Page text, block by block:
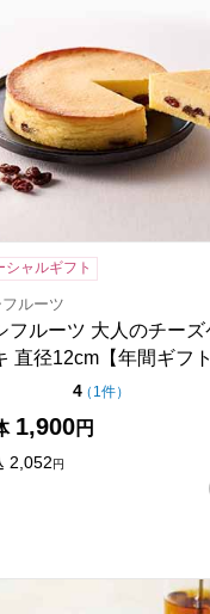
りに登録する
シャルギフト
ルーツ
フルーツ 大人のチーズ
直径12cm【年間ギフト
4点（5点満点中）
（ 1件の評価
）
1,900円
2,052円
ヒー【年間ギフト】
風月堂 マロングラッ